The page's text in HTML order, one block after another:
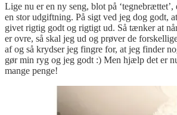
Lige nu er en ny seng, blot på ‘tegnebrættet’,
en stor udgiftning. På sigt ved jeg dog godt,
givet rigtig godt og rigtigt ud. Så tænker at
er ovre, så skal jeg ud og prøver de
af og så krydser jeg fingre for, at jeg finder
gør min ryg og jeg godt :) Men hjælp det er
mange penge!